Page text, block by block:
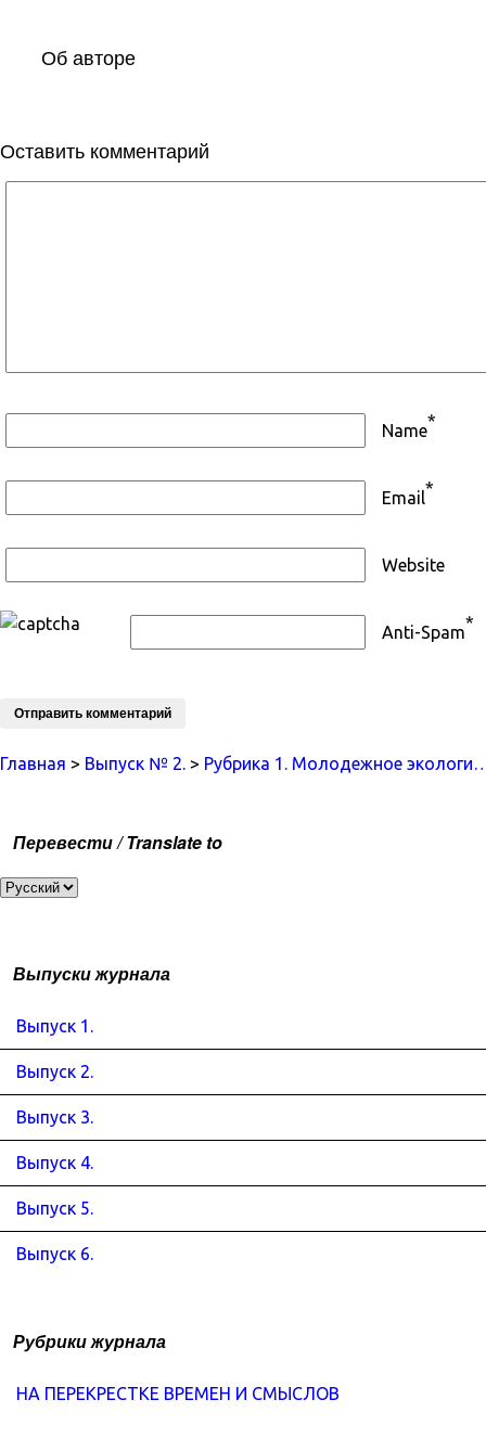
Об авторе
Оставить комментарий
Name*
Email*
Website
Anti-Spam*
Главная > Выпуск № 2. > Рубрика 1. Молодежное
Перевести / Translate to
Выпуски журнала
Выпуск 1.
Выпуск 2.
Выпуск 3.
Выпуск 4.
Выпуск 5.
Выпуск 6.
Рубрики журнала
НА ПЕРЕКРЕСТКЕ ВРЕМЕН И СМЫСЛОВ